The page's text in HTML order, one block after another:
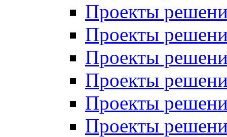
Проекты
Проекты
Проекты
Проекты
Проекты
Проекты